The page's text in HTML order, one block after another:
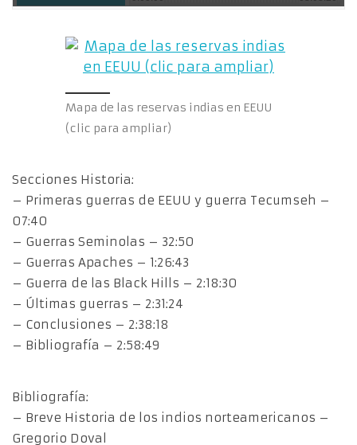
Mapa de las reservas indias en EEUU
(clic para ampliar)
Secciones Historia:
– Primeras guerras de EEUU y guerra Tecumseh –
07:40
– Guerras Seminolas – 32:50
– Guerras Apaches – 1:26:43
– Guerra de las Black Hills – 2:18:30
– Últimas guerras – 2:31:24
– Conclusiones – 2:38:18
– Bibliografía – 2:58:49
Bibliografía:
– Breve Historia de los indios norteamericanos –
Gregorio Doval